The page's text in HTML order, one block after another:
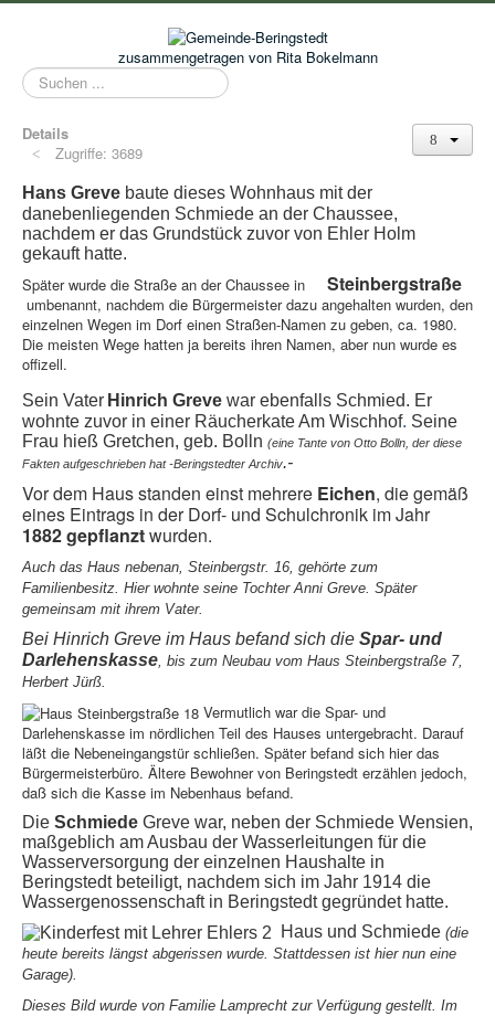
zusammengetragen von Rita Bokelmann
Suchen
...
Details
Zugriffe: 3689
Hans Greve baute dieses Wohnhaus mit der
danebenliegenden Schmiede an der Chaussee,
nachdem er das Grundstück zuvor von Ehler Holm
gekauft hatte.
Später wurde die Straße an der Chaussee in Steinbergstraße
umbenannt, nachdem die Bürgermeister dazu angehalten wurden, den
einzelnen Wegen im Dorf einen Straßen-Namen zu geben, ca. 1980.
Die meisten Wege hatten ja bereits ihren Namen, aber nun wurde es
offizell.
Sein Vater Hinrich Greve war ebenfalls Schmied. Er
wohnte zuvor in einer Räucherkate Am Wischhof. Seine
Frau hieß Gretchen, geb. Bolln (eine Tante von Otto Bolln, der diese
Fakten aufgeschrieben hat -Beringstedter Archiv.-
Vor dem Haus standen einst mehrere Eichen, die gemäß
eines Eintrags in der Dorf- und Schulchronik im Jahr
1882 gepflanztwurden.
Auch das Haus nebenan, Steinbergstr. 16, gehörte zum
Familienbesitz. Hier wohnte seine Tochter Anni Greve. Später
gemeinsam mit ihrem Vater.
Bei Hinrich Greve im Haus befand sich die Spar- und
Darlehenskasse , bis zum Neubau vom Haus Steinbergstraße 7,
Herbert Jürß.
Vermutlich war die Spar- und
Darlehenskasse im nördlichen Teil des Hauses untergebracht. Darauf
läßt die Nebeneingangstür schließen. Später befand sich hier das
Bürgermeisterbüro. Ältere Bewohner von Beringstedt erzählen jedoch,
daß sich die Kasse im Nebenhaus befand.
Die Schmiede Greve war, neben der Schmiede Wensien,
maßgeblich am Ausbau der Wasserleitungen für die
Wasserversorgung der einzelnen Haushalte in
Beringstedt beteiligt, nachdem sich im Jahr 1914 die
Wassergenossenschaft in Beringstedt gegründet hatte.
Haus und Schmiede (die
heute bereits längst abgerissen wurde. Stattdessen ist hier nun eine
Garage).
Dieses Bild wurde von Familie Lamprecht zur Verfügung gestellt. Im